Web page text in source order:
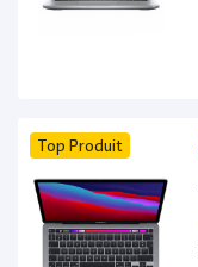
Top Produit